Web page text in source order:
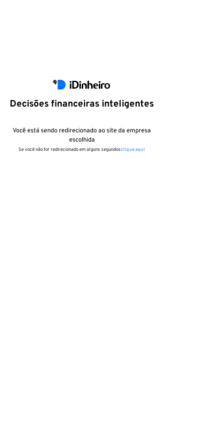
Decisões financeiras inteligentes
Você está sendo redirecionado ao site da empresa
escolhida
Se você não for redirecionado em alguns segundosclique aqui